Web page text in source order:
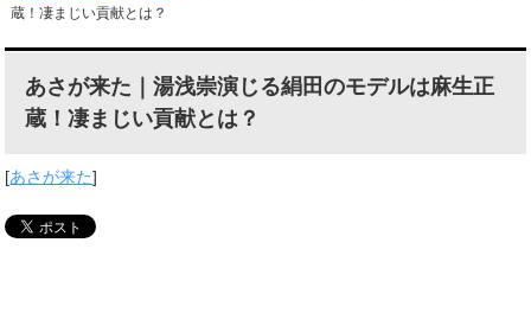
蔵！凄まじい貢献とは？
あさが来た｜湯浅崇演じる絹田のモデルは麻生正
蔵！凄まじい貢献とは？
[あさが来た]